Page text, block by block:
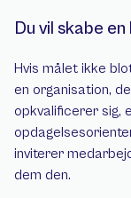
Du vil skabe
Hvis målet ikke
en organisation,
opkvalificerer sig,
inviterer
dem den.